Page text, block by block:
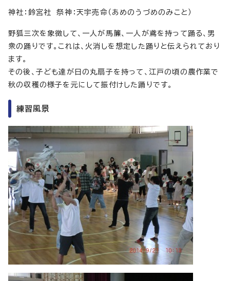
神社：鈴宮社 祭神：天宇売命（あめのうづめのみこと）
野狐三次を象徴して、一人が馬簾、一人が鳶を持って踊る、男
衆の踊りです。これは、火消しを想定した踊りと伝えられており
ます。
その後、子ども達が日の丸扇子を持って、江戸の頃の農作業で
秋の収穫の様子を元にして振付けした踊りです。
練習風景